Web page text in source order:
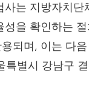
는 지방자치
성을 확인하는
되며, 이는 다
별시 강남구